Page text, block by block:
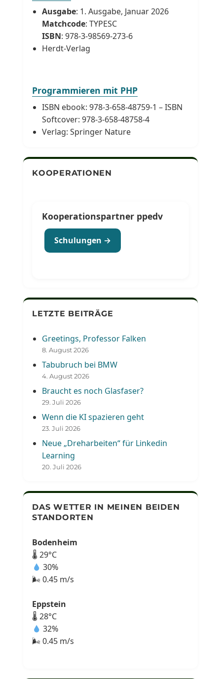
Ausgabe: 1. Ausgabe, Januar 2026
Matchcode: TYPESC
ISBN: 978-3-98569-273-6
Herdt-Verlag
Programmieren mit PHP
ISBN ebook: 978-3-658-48759-1 – ISBN
Softcover: 978-3-658-48758-4
Verlag: Springer Nature
KOOPERATIONEN
Kooperationspartner ppedv
Schulungen →
LETZTE BEITRÄGE
Greetings, Professor Falken
8. August 2026
Tabubruch bei BMW
4. August 2026
Braucht es noch Glasfaser?
29. Juli 2026
Wenn die KI spazieren geht
23. Juli 2026
Neue „Dreharbeiten“ für Linkedin
Learning
20. Juli 2026
DAS WETTER IN MEINEN BEIDEN
STANDORTEN
Bodenheim
🌡 29°C
30%
🌬 0.45 m/s
Eppstein
🌡 28°C
32%
🌬 0.45 m/s